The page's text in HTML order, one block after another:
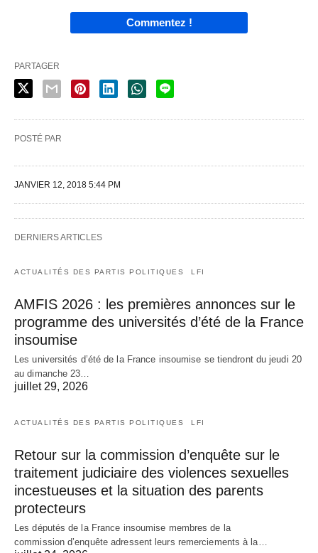
Commentez !
PARTAGER
POSTÉ PAR
JANVIER 12, 2018 5:44 PM
DERNIERS ARTICLES
ACTUALITÉS DES PARTIS POLITIQUES LFI
AMFIS 2026 : les premières annonces sur le
programme des universités d’été de la France
insoumise
Les universités d’été de la France insoumise se tiendront du jeudi 20
au dimanche 23…
juillet 29, 2026
ACTUALITÉS DES PARTIS POLITIQUES LFI
Retour sur la commission d’enquête sur le
traitement judiciaire des violences sexuelles
incestueuses et la situation des parents
protecteurs
Les députés de la France insoumise membres de la
commission d’enquête adressent leurs remerciements à la…